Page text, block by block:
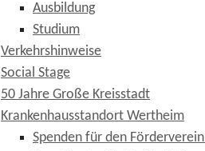
Ausbildung
Studium
Verkehrshinweise
Social Stage
50 Jahre Große Kreisstadt
Krankenhausstandort Wertheim
Spenden für den